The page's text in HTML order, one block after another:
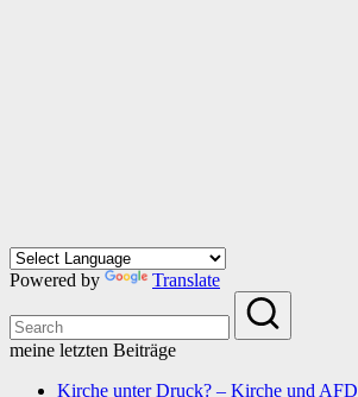
Powered by Translate
meine letzten Beiträge
Kirche unter Druck? – Kirche und AFD